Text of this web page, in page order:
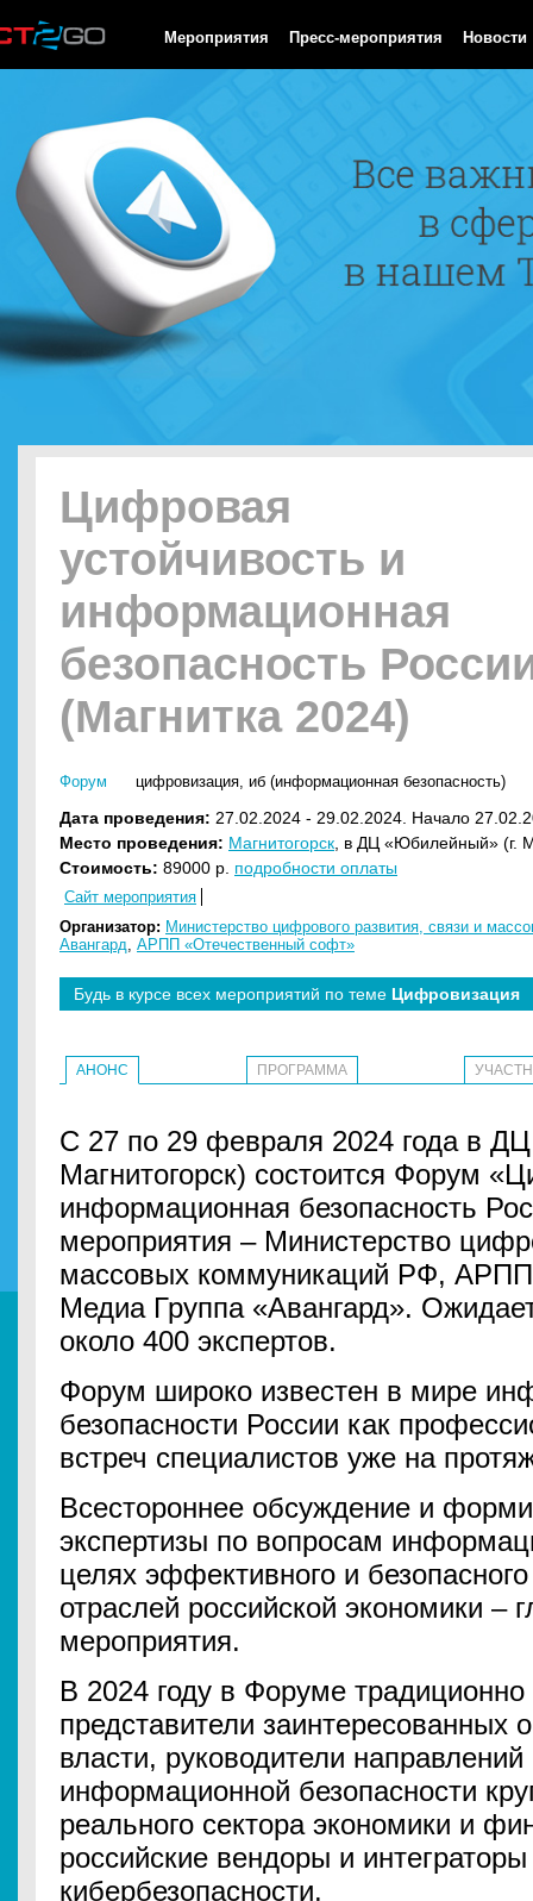
Мероприятия Пресс-мероприятия Новости
Цифровая
устойчивость и
информационная
безопасность
(Магнитка 2024)
Форум цифровизация, иб (информационная безопасность)
Дата проведения: 27.02.2024 - 29.02.2024. Начало
Место проведения: Магнитогорск , в ДЦ «Юбилейный» (г.
Стоимость: 89000 р. подробности оплаты
Сайт мероприятия
Организатор: Министерство цифрового развития, связи и
Авангард, АРПП «Отечественный софт»
Будь в курсе всех мероприятий по теме Цифровизация
АНОНС ПРОГРАММА
С 27 по 29 февраля 2024 года в
Магнитогорск) состоится Форум
информационная безопасность
мероприятия – Министерство
массовых коммуникаций РФ,
Медиа Группа «Авангард».
около 400 экспертов.
Форум широко известен в мире
безопасности России как
встреч специалистов уже на
Всестороннее обсуждение и
экспертизы по вопросам
целях эффективного и
отраслей российской экономики –
мероприятия.
В 2024 году в Форуме традиционно
представители заинтересованных
власти, руководители
информационной безопасности
реального сектора экономики и
российские вендоры и
кибербезопасности.